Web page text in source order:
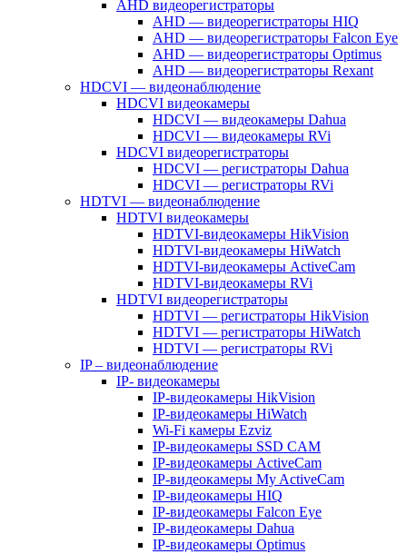
AHD видеорегистраторы
AHD — видеорегистраторы HIQ
AHD — видеорегистраторы Falcon Eye
AHD — видеорегистраторы Optimus
AHD — видеорегистраторы Rexant
HDCVI — видеонаблюдение
HDCVI видеокамеры
HDCVI — видеокамеры Dahua
HDCVI — видеокамеры RVi
HDCVI видеорегистраторы
HDCVI — регистраторы Dahua
HDCVI — регистраторы RVi
HDTVI — видеонаблюдение
HDTVI видеокамеры
HDTVI-видеокамеры HikVision
HDTVI-видеокамеры HiWatch
HDTVI-видеокамеры ActiveCam
HDTVI-видеокамеры RVi
HDTVI видеорегистраторы
HDTVI — регистраторы HikVision
HDTVI — регистраторы HiWatch
HDTVI — регистраторы RVi
IP – видеонаблюдение
IP- видеокамеры
IP-видеокамеры HikVision
IP-видеокамеры HiWatch
Wi-Fi камеры Ezviz
IP-видеокамеры SSD CAM
IP-видеокамеры ActiveCam
IP-видеокамеры My ActiveCam
IP-видеокамеры HIQ
IP-видеокамеры Falcon Eye
IP-видеокамеры Dahua
IP-видеокамеры Optimus